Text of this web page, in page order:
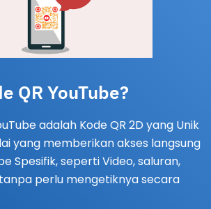
QR YouTube?
adalah Kode QR 2D yang Unik
yang memberikan akses langsung
Spesifik, seperti Video, saluran,
perlu mengetiknya secara